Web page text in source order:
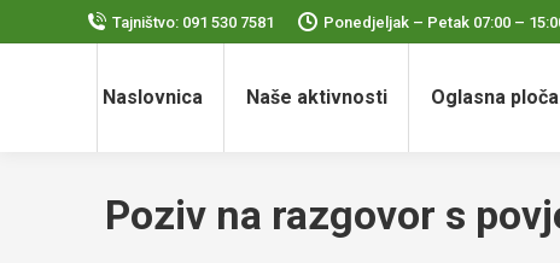
Tajništvo: 091 530 7581 Ponedjeljak – Petak 07:00 –
Naslovnica Naše aktivnosti Oglasna ploča
Poziv na razgovor s